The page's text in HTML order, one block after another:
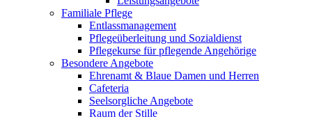
Familiale Pflege
Entlassmanagement
Pflegeüberleitung und Sozialdienst
Pflegekurse für pflegende Angehörige
Besondere Angebote
Ehrenamt & Blaue Damen und Herren
Cafeteria
Seelsorgliche Angebote
Raum der Stille